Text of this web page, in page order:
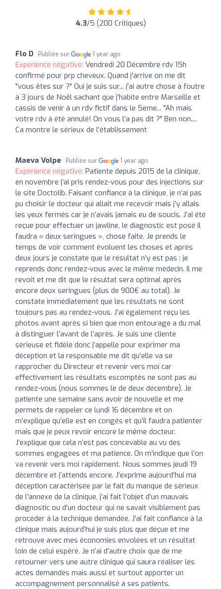
4.3/5 (200 Critiques)
Flo D Publiée sur 1 year ago
Expérience négative: Vendredi 20 Décembre rdv 15h
confirmé pour prp cheveux. Quand j'arrive on me dit
"vous êtes sur ?" Oui je suis sur... j'ai autre chose à foutre
à 3 jours de Noël sachant que j'habite entre Marseille et
cassis de venir à un rdv fictif dans le 5eme... "Ah mais
votre rdv à été annulé! On vous l'a pas dit ?" Ben non....
Ca montre le sérieux de l'établissement
Maeva Volpe Publiée sur 1 year ago
Expérience négative: Patiente depuis 2015 de la clinique,
en novembre j’ai pris rendez-vous pour des injections sur
le site Doctolib. Faisant confiance à la clinique, je n’ai pas
pu choisir le docteur qui allait me recevoir mais j’y allais
les yeux fermés car je n’avais jamais eu de soucis. J’ai été
reçue pour effectuer un jawline, le diagnostic est posé il
faudra « deux seringues », chose faite. Je prends le
temps de voir comment évoluent les choses et après
deux jours je constate que le résultat n’y est pas : je
reprends donc rendez-vous avec le même médecin. Il me
revoit et me dit que le résultat sera optimal après
encore deux seringues (plus de 900€ au total). Je
constate immédiatement que les résultats ne sont
toujours pas au rendez-vous. J’ai également reçu les
photos avant après si bien que mon entourage a du mal
à distinguer l’avant de l’après. Je suis une cliente
sérieuse et fidèle donc j’appelle pour exprimer ma
déception et la responsable me dit qu’elle va se
rapprocher du Directeur et revenir vers moi car
effectivement les résultats escomptés ne sont pas au
rendez-vous (nous sommes le de deux décembre). Je
patiente une semaine sans avoir de nouvelle et me
permets de rappeler ce lundi 16 décembre et on
m’explique qu’elle est en congés et qu’il faudra patienter
mais que je peux revoir encore le même docteur.
J’explique que cela n’est pas concevable au vu des
sommes engagées et ma patience. On m’indique que l’on
va revenir vers moi rapidement. Nous sommes jeudi 19
décembre et j’attends encore. J’exprime aujourd’hui ma
déception caractérisée par le fait du manque de sérieux
de l’annexe de la clinique, j’ai fait l’objet d’un mauvais
diagnostic ou d’un docteur qui ne savait visiblement pas
procéder à la technique demandée. J’ai fait confiance à la
clinique mais aujourd’hui je suis plus que déçue et me
retrouve avec mes économies envolées et un résultat
loin de celui espéré. Je n’ai d’autre choix que de me
retourner vers une autre clinique qui saura réaliser les
actes demandés mais aussi et surtout apporter un
accompagnement personnalisé à ses patients.